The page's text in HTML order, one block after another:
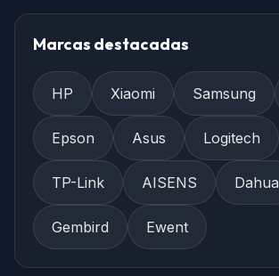
Marcas destacadas
HP Xiaomi Samsung
Epson Asus Logitech
TP-Link AISENS Dahua
Gembird Ewent